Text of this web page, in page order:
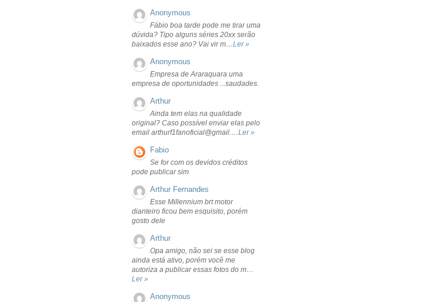
Anonymous
Fábio boa tarde pode me tirar uma
dúvida? Tipo alguns séries 20xx serão
baixados esse ano? Vai vir m…Ler »
Anonymous
Empresa de Araraquara uma
empresa de oportunidades ...saudades.
Arthur
Ainda tem elas na qualidade
original? Caso possível enviar elas pelo
email arthurf1fanoficial@gmail.…Ler »
Fabio
Se for com os devidos créditos
pode publicar sim
Arthur Fernandes
Esse Millennium brt motor
dianteiro ficou bem esquisito, porém
gosto dele
Arthur
Opa amigo, não sei se esse blog
ainda está ativo, porém você me
autoriza a publicar essas fotos do m…
Ler »
Anonymous